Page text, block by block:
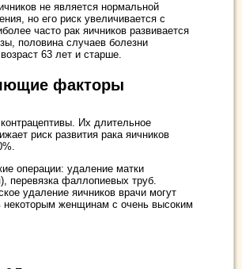
не является нормальной
но его риск увеличивается с
часто рак яичников развивается
половина случаев болезни
63 лет и старше.
факторы
Их длительное
риск развития рака яичников
операции: удаление матки
перевязка фаллопиевых труб.
удаление яичников врачи могут
некоторым женщинам с очень высоким